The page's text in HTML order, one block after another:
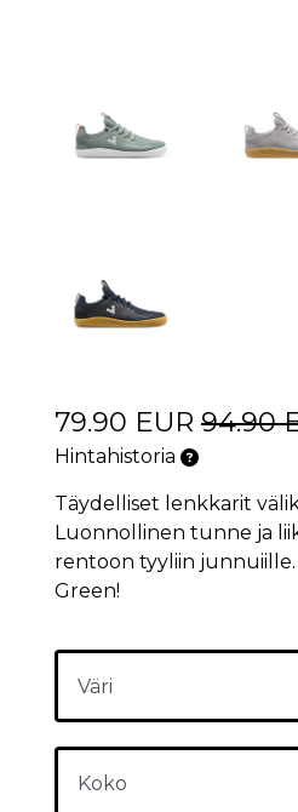
79.90 EUR 94.90
Hintahistoria
Täydelliset lenkkarit
Luonnollinen tunne ja
rentoon tyyliin junnuiille.
Green!